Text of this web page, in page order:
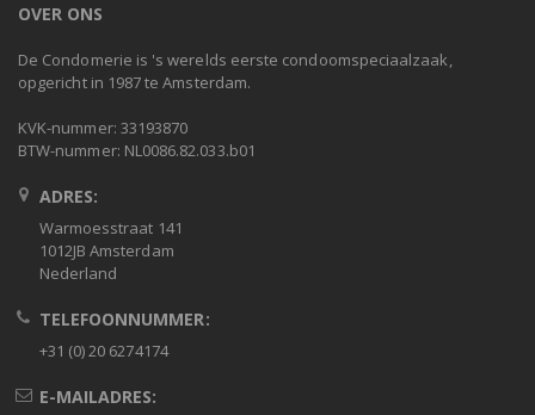
OVER ONS
De Condomerie is 's werelds eerste condoomspeciaalzaak,
opgericht in 1987 te Amsterdam.
KVK-nummer: 33193870
BTW-nummer: NL0086.82.033.b01
ADRES:
Warmoesstraat 141
1012JB Amsterdam
Nederland
TELEFOONNUMMER:
+31 (0) 20 6274174
E-MAILADRES: